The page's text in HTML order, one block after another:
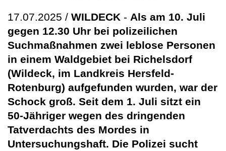
17.07.2025 / WILDECK - Als am 10. Juli
gegen 12.30 Uhr bei polizeilichen
Suchmaßnahmen zwei leblose Personen
in einem Waldgebiet bei Richelsdorf
(Wildeck, im Landkreis Hersfeld-
Rotenburg) aufgefunden wurden, war der
Schock groß. Seit dem 1. Juli sitzt ein
50-Jähriger wegen des dringenden
Tatverdachts des Mordes in
Untersuchungshaft. Die Polizei sucht